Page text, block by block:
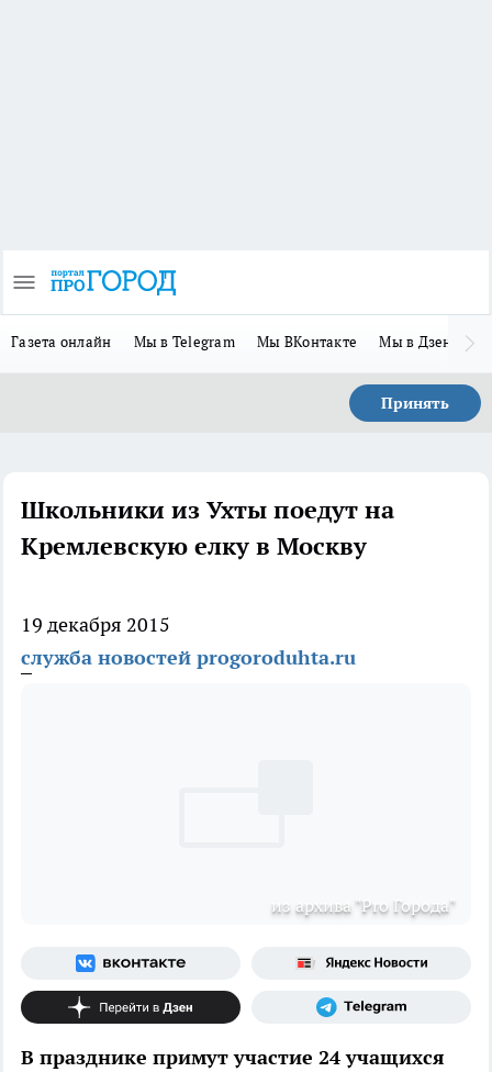
Газета онлайн Мы в Telegram Мы ВКонтакте Мы в Дзене
Принять
Школьники из Ухты поедут на
Кремлевскую елку в Москву
19 декабря 2015
служба новостей progoroduhta.ru
из архива "Pro Города"
В празднике примут участие 24 учащихся